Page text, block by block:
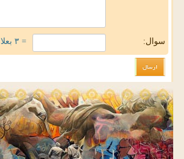
سوال: = ۳ بعلاوه ۴